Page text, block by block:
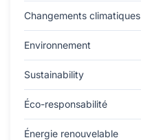
Changements climatiques
Environnement
Sustainability
Éco-responsabilité
Énergie renouvelable